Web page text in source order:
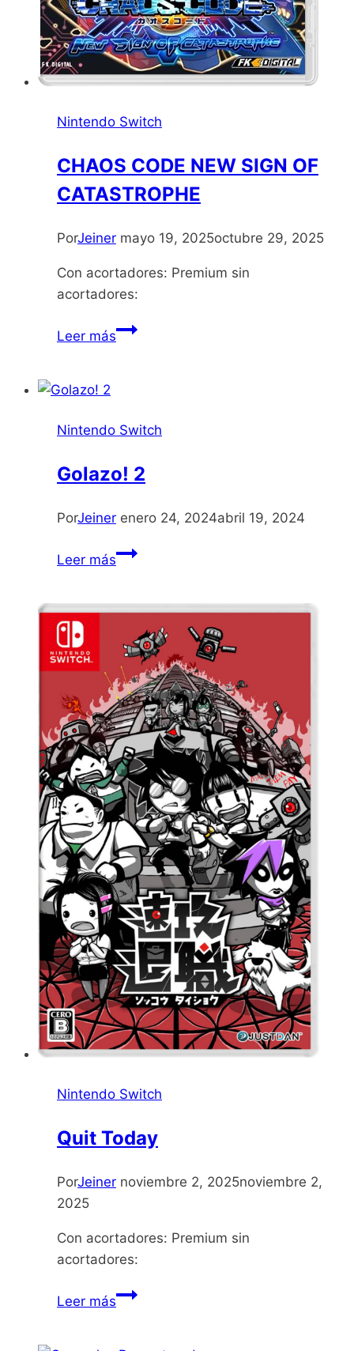
Nintendo Switch
CHAOS CODE NEW SIGN OF
CATASTROPHE
PorJeiner mayo 19, 2025octubre 29, 2025
Con acortadores: Premium sin
acortadores:
Leer másCHAOS
CATASTROPHE
Nintendo Switch
Golazo! 2
PorJeiner enero 24, 2024abril 19, 2024
Leer másGolazo!
Nintendo Switch
Quit Today
PorJeiner noviembre 2, 2025noviembre 2,
2025
Con acortadores: Premium sin
acortadores:
Leer másQuit